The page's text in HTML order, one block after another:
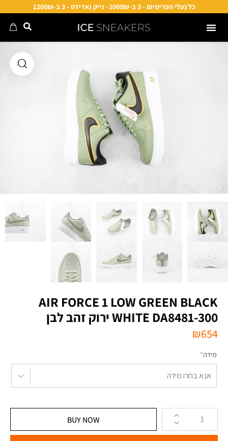
כל נעלי הפרימיום - 3 ב-2000₪ · נייק ואדידס - 3 ב-1200₪
AIR FORCE 1 LOW GREEN BLACK
WHITE DA8481-300 ירוק זהב לבן
₪654
מידה*
אנא בחרו מידה
BUY NOW